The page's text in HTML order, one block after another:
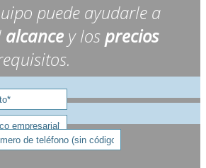
puede ayudarle a
alcance y losprecios